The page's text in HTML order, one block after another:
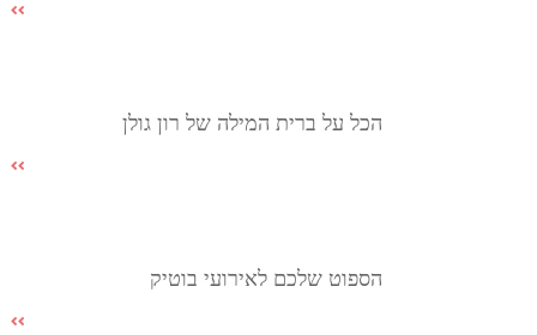
הכל על ברית המילה של רון גולן
הספוט שלכם לאירועי בוטיק